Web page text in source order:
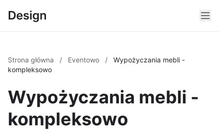
Design
Strona główna / Eventowo /
Wypożyczania mebli -
kompleksowo
Wypożyczania mebli -
kompleksowo